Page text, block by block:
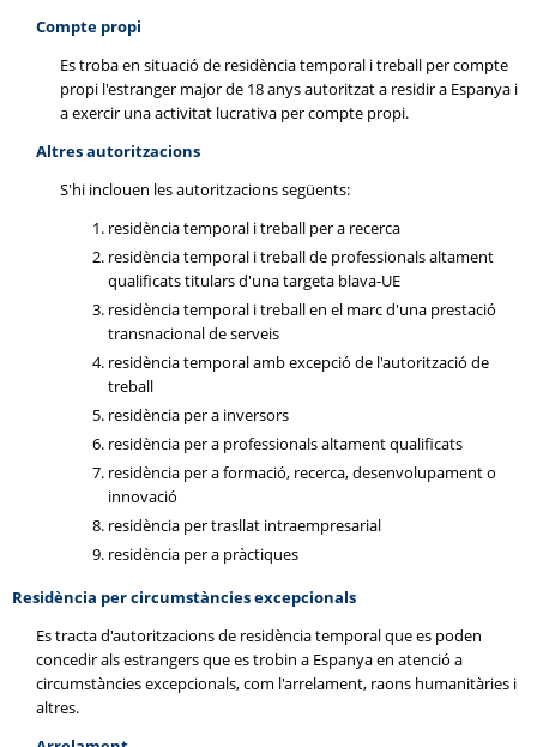
Compte propi
Es troba en situació de residència temporal i treball per compte
propi l'estranger major de 18 anys autoritzat a residir a Espanya i
a exercir una activitat lucrativa per compte propi.
Altres autoritzacions
S'hi inclouen les autoritzacions següents:
residència temporal i treball per a recerca
residència temporal i treball de professionals altament
qualificats titulars d'una targeta blava-UE
residència temporal i treball en el marc d'una prestació
transnacional de serveis
residència temporal amb excepció de l'autorització de
treball
residència per a inversors
residència per a professionals altament qualificats
residència per a formació, recerca, desenvolupament o
innovació
residència per trasllat intraempresarial
residència per a pràctiques
Residència per circumstàncies excepcionals
Es tracta d'autoritzacions de residència temporal que es poden
concedir als estrangers que es trobin a Espanya en atenció a
circumstàncies excepcionals, com l'arrelament, raons humanitàries i
altres.